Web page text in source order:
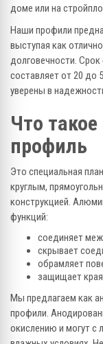
доме или на
Наши профили
выступая как
долговечности.
составляет от 20 до
уверены в
Что
профиль
Это специальная
круглым,
конструкцией.
функций:
соединяет
скрывает
обрамляет
защищает
Мы предлагаем как
профили.
окислению и могут с